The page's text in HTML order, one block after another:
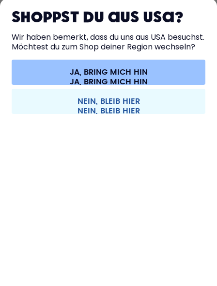
KONTAKT
Cookie-Einstellungen AGB Datenschutz
Alle Preise sind inklusive Mehrwertsteuer und zzgl. Versandkosten.
Shoppst du aus USA?
Wir haben bemerkt, dass du uns aus USA besuchst.
Möchtest du zum Shop deiner Region wechseln?
JA, BRING MICH HIN
NEIN, BLEIB HIER